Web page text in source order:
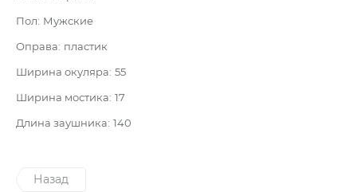
Пол: Мужские
Оправа: пластик
Ширина окуляра: 55
Ширина мостика: 17
Длина заушника: 140
Назад